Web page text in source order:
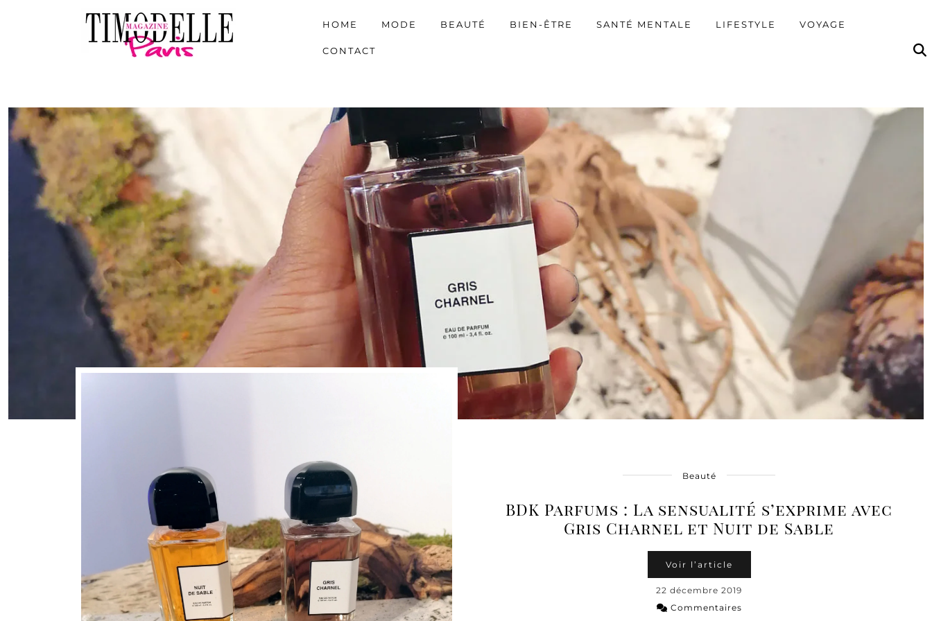
HOME MODE BEAUTÉ BIEN-ÊTRE SANTÉ MENTALE LIFESTYLE VOYAGE
CONTACT
Beauté
BDK Parfums : La sensualité s’exprime avec
Gris Charnel et Nuit de Sable
Voir l’article
22 décembre 2019
Commentaires